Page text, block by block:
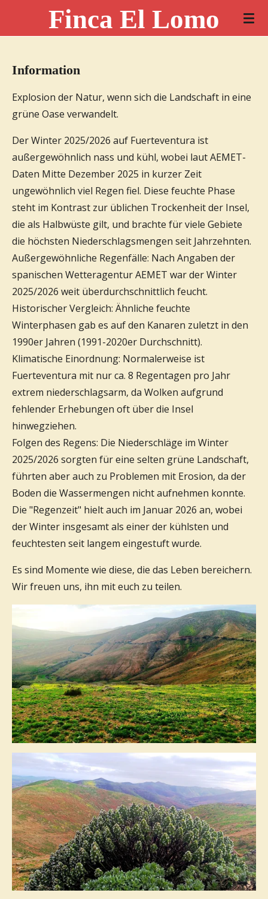
HauptinhaltFinca El Lomo
Information
Explosion der Natur, wenn sich die Landschaft in eine
grüne Oase verwandelt.
Der Winter 2025/2026 auf Fuerteventura ist
außergewöhnlich nass und kühl, wobei laut AEMET-
Daten Mitte Dezember 2025 in kurzer Zeit
ungewöhnlich viel Regen fiel. Diese feuchte Phase
steht im Kontrast zur üblichen Trockenheit der Insel,
die als Halbwüste gilt, und brachte für viele Gebiete
die höchsten Niederschlagsmengen seit Jahrzehnten.
Außergewöhnliche Regenfälle: Nach Angaben der
spanischen Wetteragentur AEMET war der Winter
2025/2026 weit überdurchschnittlich feucht.
Historischer Vergleich: Ähnliche feuchte
Winterphasen gab es auf den Kanaren zuletzt in den
1990er Jahren (1991-2020er Durchschnitt).
Klimatische Einordnung: Normalerweise ist
Fuerteventura mit nur ca. 8 Regentagen pro Jahr
extrem niederschlagsarm, da Wolken aufgrund
fehlender Erhebungen oft über die Insel
hinwegziehen.
Folgen des Regens: Die Niederschläge im Winter
2025/2026 sorgten für eine selten grüne Landschaft,
führten aber auch zu Problemen mit Erosion, da der
Boden die Wassermengen nicht aufnehmen konnte.
Die "Regenzeit" hielt auch im Januar 2026 an, wobei
der Winter insgesamt als einer der kühlsten und
feuchtesten seit langem eingestuft wurde.
Es sind Momente wie diese, die das Leben bereichern.
Wir freuen uns, ihn mit euch zu teilen.